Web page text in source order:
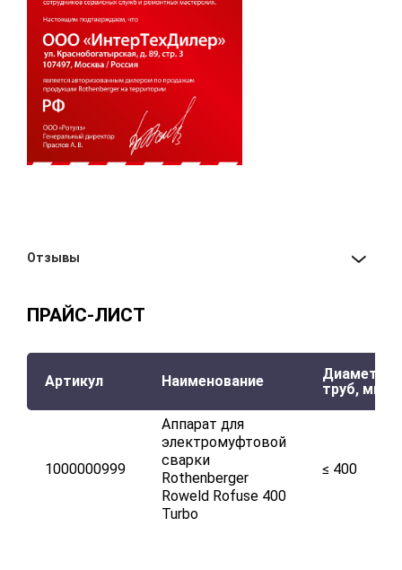
Отзывы
ПРАЙС-ЛИСТ
Артикул Наименование
Диаметр
труб, мм
1000000999
Аппарат для
электромуфтовой
сварки
Rothenberger
Roweld Rofuse 400
Turbo
≤ 400